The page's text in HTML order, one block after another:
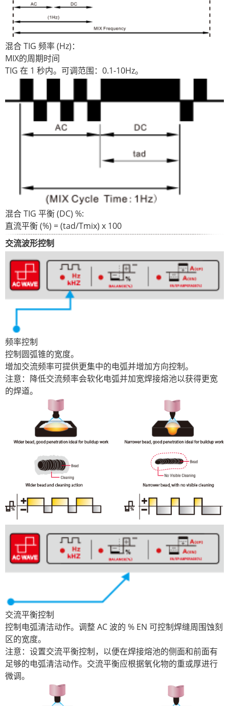
混合 TIG 频率 (Hz)：
MIX的周期时间
TIG 在 1 秒内。可调范围：0.1-10Hz。
混合 TIG 平衡 (DC) %:
直流平衡 (%) = (tad/Tmix) x 100
交流波形控制
频率控制
控制圆弧锥的宽度。
增加交流频率可提供更集中的电弧并增加方向控制。
注意：降低交流频率会软化电弧并加宽焊接熔池以获得更宽
的焊道。
交流平衡控制
控制电弧清洁动作。调整 AC 波的 % EN 可控制焊缝周围蚀刻
区的宽度。
注意：设置交流平衡控制，以便在焊接熔池的侧面和前面有
足够的电弧清洁动作。交流平衡应根据氧化物的重或厚进行
微调。